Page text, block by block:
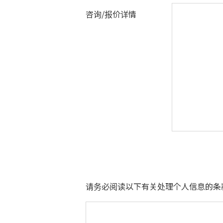
咨询/报价详情
请务必阅读以下有关处理个人信息的